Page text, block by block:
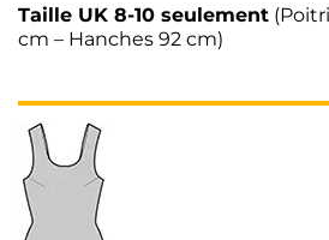
Taille UK 8-10 seulement
cm – Hanches 92 cm)